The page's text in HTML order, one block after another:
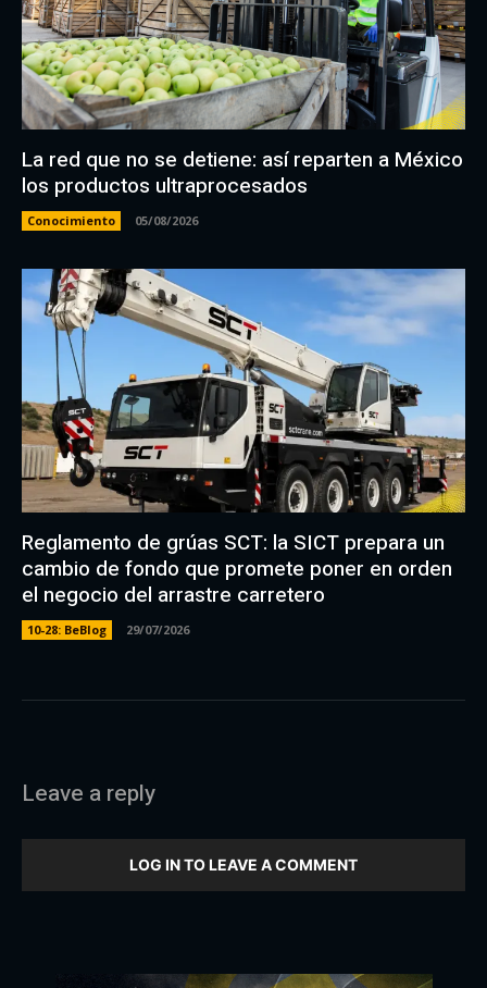
La red que no se detiene: así reparten a México
los productos ultraprocesados
Conocimiento 05/08/2026
Reglamento de grúas SCT: la SICT prepara un
cambio de fondo que promete poner en orden
el negocio del arrastre carretero
10-28: BeBlog 29/07/2026
Leave a reply
LOG IN TO LEAVE A COMMENT